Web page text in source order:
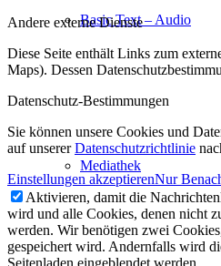
Basic Text – Audio
Mediathek
Andere externe Dienste
Diese Seite enthält Links zum
Maps). Dessen
Datenschutz-Bestimmungen
Sie können unsere Cookies und
auf unsererDatenschutzrichtlinie
Einstellungen akzeptierenNur
Aktivieren, damit die
wird und alle Cookies, denen nicht
werden. Wir benötigen zwei
gespeichert wird. Andernfalls wird
Seitenladen eingeblendet werden.